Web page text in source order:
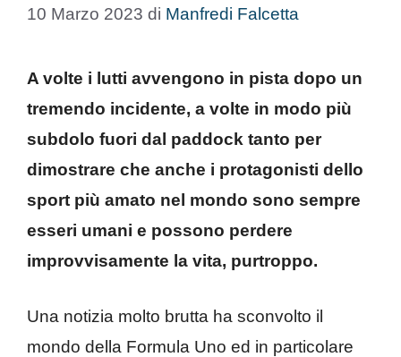
10 Marzo 2023 di Manfredi Falcetta
A volte i lutti avvengono in pista dopo un
tremendo incidente, a volte in modo più
subdolo fuori dal paddock tanto per
dimostrare che anche i protagonisti dello
sport più amato nel mondo sono sempre
esseri umani e possono perdere
improvvisamente la vita, purtroppo.
Una notizia molto brutta ha sconvolto il
mondo della Formula Uno ed in particolare